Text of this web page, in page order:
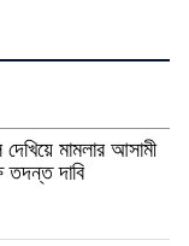
মামলার আসামী
তদন্ত দাবি